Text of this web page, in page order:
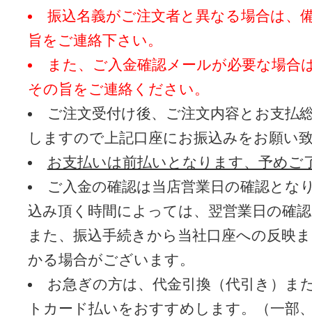
振込名義がご注文者と異なる場合は、
旨をご連絡下さい。
また、ご入金確認メールが必要な場合
その旨をご連絡ください。
ご注文受付け後、ご注文内容とお支払
しますので上記口座にお振込みをお願い
お支払いは前払いとなります、予めご
ご入金の確認は当店営業日の確認とな
込み頂く時間によっては、翌営業日の確
また、振込手続きから当社口座への反映
かる場合がございます。
お急ぎの方は、代金引換（代引き）ま
トカード払いをおすすめします。（一部